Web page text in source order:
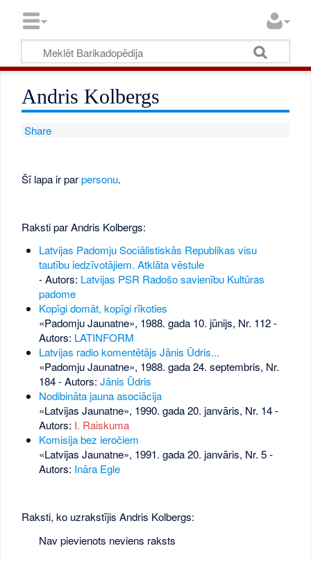
Andris Kolbergs
Share
Šī lapa ir parpersonu.
Raksti par Andris Kolbergs:
Latvijas Padomju Sociālistiskās Republikas visu
tautību iedzīvotājiem. Atklāta vēstule
- Autors: Latvijas PSR Radošo savienību Kultūras
padome
Kopīgi domāt, kopīgi rīkoties
«Padomju Jaunatne», 1988. gada 10. jūnijs, Nr. 112-
Autors: LATINFORM
Latvijas radio komentētājs Jānis Ūdris...
«Padomju Jaunatne», 1988. gada 24. septembris, Nr.
184- Autors: Jānis Ūdris
Nodibināta jauna asociācija
«Latvijas Jaunatne», 1990. gada 20. janvāris, Nr. 14-
Autors: I. Raiskuma
Komisija bez ieročiem
«Latvijas Jaunatne», 1991. gada 20. janvāris, Nr. 5-
Autors: Ināra Egle
Raksti, ko uzrakstījis Andris Kolbergs:
Nav pievienots neviens raksts